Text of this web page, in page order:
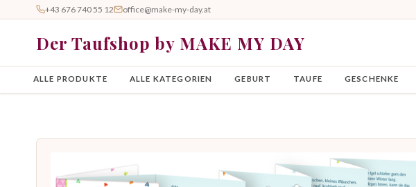
+43 676 740 55 12 office@make-my-day.at
Der Taufshop by MAKE MY DAY
ALLE PRODUKTE ALLE KATEGORIEN GEBURT TAUFE GESCHENKE